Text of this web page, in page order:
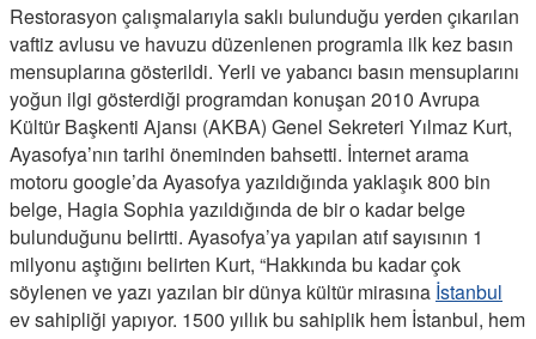
Restorasyon çalışmalarıyla saklı bulunduğu yerden çıkarılan
vaftiz avlusu ve havuzu düzenlenen programla ilk kez basın
mensuplarına gösterildi. Yerli ve yabancı basın mensuplarını
yoğun ilgi gösterdiği programdan konuşan 2010 Avrupa
Kültür Başkenti Ajansı (AKBA) Genel Sekreteri Yılmaz Kurt,
Ayasofya’nın tarihi öneminden bahsetti. İnternet arama
motoru google’da Ayasofya yazıldığında yaklaşık 800 bin
belge, Hagia Sophia yazıldığında de bir o kadar belge
bulunduğunu belirtti. Ayasofya’ya yapılan atıf sayısının 1
milyonu aştığını belirten Kurt, “Hakkında bu kadar çok
söylenen ve yazı yazılan bir dünya kültür mirasına İstanbul
ev sahipliği yapıyor. 1500 yıllık bu sahiplik hem İstanbul, hem